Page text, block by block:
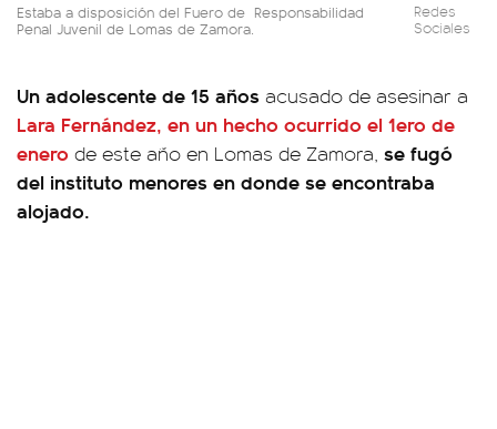
Estaba a disposición del Fuero de Responsabilidad
Penal Juvenil de Lomas de Zamora.
Redes
Sociales
Un adolescente de 15 años acusado de asesinar a
Lara Fernández, en un hecho ocurrido el 1ero de
enero de este año en Lomas de Zamora, se fugó
del instituto menores en donde se encontraba
alojado.